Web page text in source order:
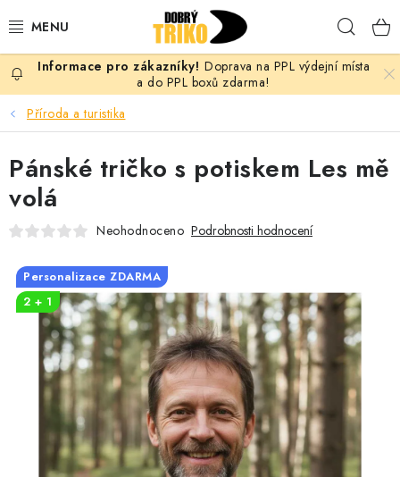
na
PRO ŽENY
PRO MUŽE
PRO DĚTI
PRO PÁRY
VLASTNÍ MOTIV
TRIČKA
MIKINY
OKAMŽITĚ K ODBĚRU
Doprava na PPL výdejní místa
a do PPL boxů zdarma!
Příroda a turistika
Pánské tričko s potiskem Les mě
volá
Neohodnoceno Podrobnosti hodnocení
Personalizace ZDARMA
2 + 1